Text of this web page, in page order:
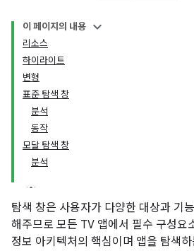
이 페이지의 내용
리소스
하이라이트
변형
표준 탐색 창
분석
동작
모달 탐색 창
분석
탐색 창은 사용자가 다양한 대상과 기
해주므로 모든 TV 앱에서 필수 구성요
정보 아키텍처의 핵심이며 앱을 탐색